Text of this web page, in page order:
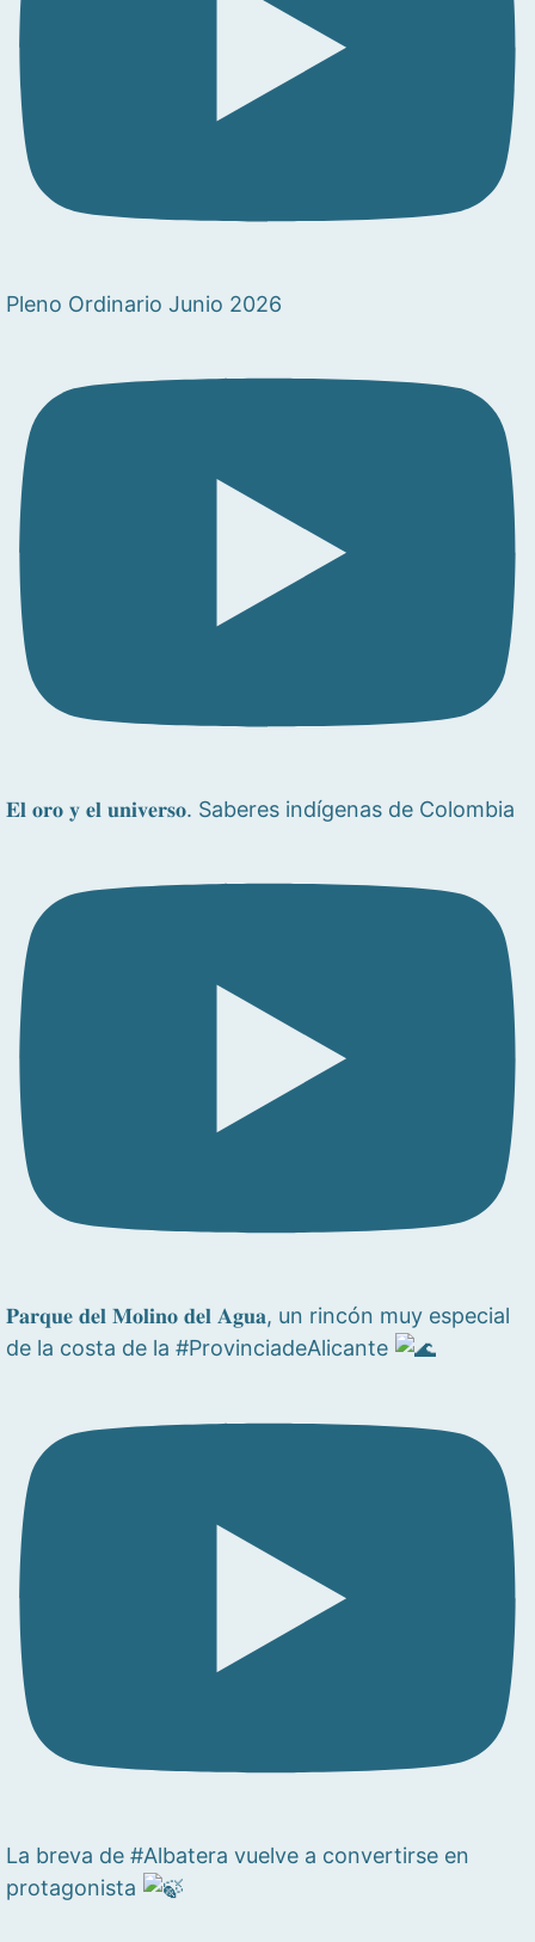
Pleno Ordinario Junio 2026
𝐄𝐥 𝐨𝐫𝐨 𝐲 𝐞𝐥 𝐮𝐧𝐢𝐯𝐞𝐫𝐬𝐨. Saberes indígenas de Colombia
𝐏𝐚𝐫𝐪𝐮𝐞 𝐝𝐞𝐥 𝐌𝐨𝐥𝐢𝐧𝐨 𝐝𝐞𝐥 𝐀𝐠𝐮𝐚, un rincón muy especial
de la costa de la #ProvinciadeAlicante
La breva de #Albatera vuelve a convertirse en
protagonista